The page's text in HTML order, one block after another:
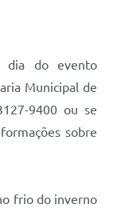
dia do evento
Municipal de
9400 ou se
sobre
frio do inverno